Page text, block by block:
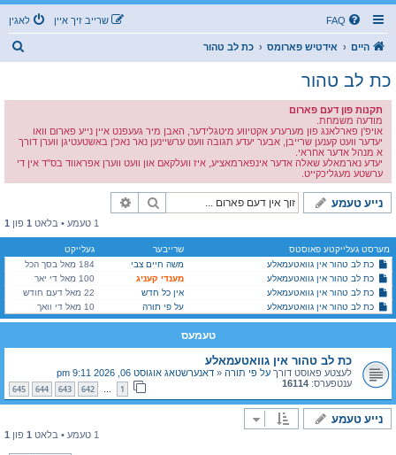
FAQ לאגין שרייב זיך איין
היים אידטיש פארומס כת לב טהור
כת לב טהור
תקנות פון דעם פארום
מודעה משמחת.
אויפ'ן פארלאנג פון מערערע אקטיווע מיטגלידער, האבן מיר געעפנט איין נייע פארום וואו
יעדער וועט קענען שרייבן, אבער יעדע תגובה וועט ערשיינען נאר נאכ'ן באשטעטיגן ווערן דורך
א מנהל אדער אחראי.
יעדע נארמאלע שאלה אדער אינפארמאציע, איז וועלקאם און וועט ווערן אפראווד בס"ד אין די
ערשטע מעגליכקייט.
נייע טעמע זוך
1 טעמע • בלאט 1 פון 1
מערסט געלייקטע פאוסטס שרייבער
געלייקט
כת לב טהור אין גוואטעמאלע
משה חיים צבי
184 מאל בסך הכל
כת לב טהור אין גוואטעמאלע
מענדי קעניג
100 מאל די יאר
כת לב טהור אין גוואטעמאלע
אין כל חדש
22 מאל דעם חודש
כת לב טהור אין גוואטעמאלע
על פי תורה 10 מאל די וואך
טעמעס
כת לב טהור אין גוואטעמאלע
לעצטע פאוסט דורך על פי תורה « דאנערשטאג אוגוסט 06, 2026 9:11 pm
ענטפערס: 16114
1
…
642
643
644
645
נייע טעמע
1 טעמע • בלאט 1 פון 1